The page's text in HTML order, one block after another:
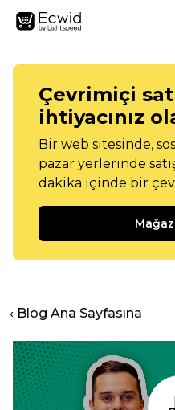
Çevrimiçi
ihtiyacınız
Bir web sitesinde,
pazar yerlerinde
dakika içinde bir
‹ Blog Ana Sayfasına